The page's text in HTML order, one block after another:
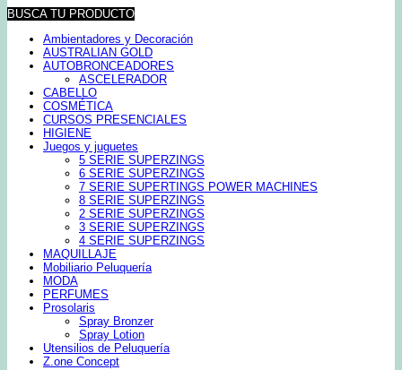
BUSCA TU PRODUCTO
Ambientadores y Decoración
AUSTRALIAN GOLD
AUTOBRONCEADORES
ASCELERADOR
CABELLO
COSMÉTICA
CURSOS PRESENCIALES
HIGIENE
Juegos y juguetes
5 SERIE SUPERZINGS
6 SERIE SUPERZINGS
7 SERIE SUPERTINGS POWER MACHINES
8 SERIE SUPERZINGS
2 SERIE SUPERZINGS
3 SERIE SUPERZINGS
4 SERIE SUPERZINGS
MAQUILLAJE
Mobiliario Peluquería
MODA
PERFUMES
Prosolaris
Spray Bronzer
Spray Lotion
Utensilios de Peluquería
Z.one Concept